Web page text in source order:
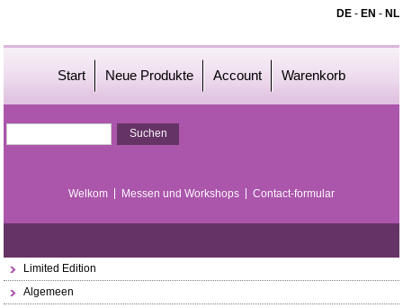
DE- EN - NL
Start Neue Produkte Account Warenkorb
Welkom Messen und Workshops Contact-formular
Limited Edition
Algemeen